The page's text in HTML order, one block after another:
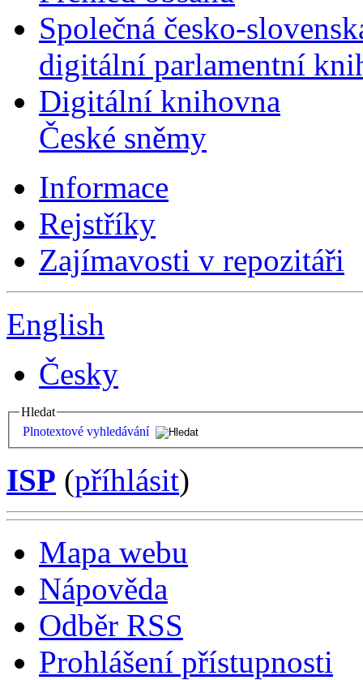
Společná česko-
digitální parlamentní
Digitální knihovna
České sněmy
Informace
Rejstříky
Zajímavosti v repozitáři
English
Česky
Hledat
Plnotextové vyhledávání
ISP (příhlásit)
Mapa webu
Nápověda
Odběr RSS
Prohlášení přístupnosti